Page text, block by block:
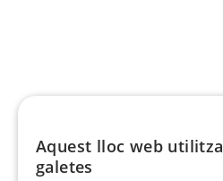
Aquest lloc web utilitza
galetes